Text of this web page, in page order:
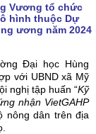
Vương tổ chức
hình thuộc Dự
ương năm 2024
Đại học Hùng
với UBND xã Mỹ
nghị tập huấn “Kỹ
nhận VietGAHP
nông dân trên địa